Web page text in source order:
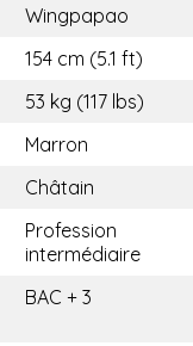
Wingpapao
154 cm (5.1 ft)
53 kg (117 lbs)
Marron
Châtain
Profession
intermédiaire
BAC + 3